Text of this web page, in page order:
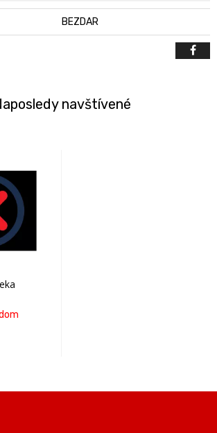
BEZDAR
navštívené